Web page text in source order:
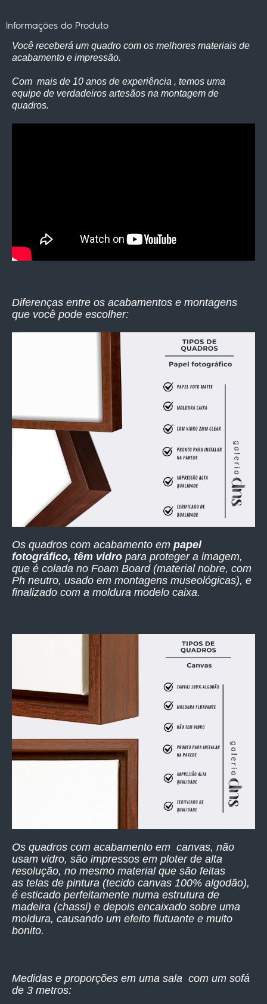
Informações do Produto
Você receberá um quadro com os melhores materiais de
acabamento e impressão.
Com mais de 10 anos de experiência , temos uma
equipe de verdadeiros artesãos na montagem de
quadros.
Diferenças entre os acabamentos e montagens
que você pode escolher:
Os quadros com acabamento em papel
fotográfico, têm vidro para proteger a imagem,
que é colada no Foam Board (material nobre, com
Ph neutro, usado em montagens museológicas), e
finalizado com a moldura modelo caixa.
Os quadros com acabamento em canvas, não
usam vidro, são impressos em ploter de alta
resolução, no mesmo material que são feitas
as telas de pintura (tecido canvas 100% algodão),
é esticado perfeitamente numa estrutura de
madeira (chassi) e depois encaixado sobre uma
moldura, causando um efeito flutuante e muito
bonito.
Medidas e proporções em uma sala com um sofá
de 3 metros: